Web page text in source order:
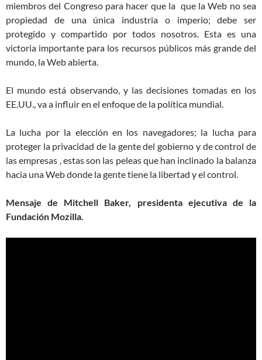
miembros del Congreso para hacer que la que la Web no sea
propiedad de una única industria o imperio; debe ser
protegido y compartido por todos nosotros. Esta es una
victoria importante para los recursos públicos más grande del
mundo, la Web abierta.
El mundo está observando, y las decisiones tomadas en los
EE.UU., va a influir en el enfoque de la política mundial.
La lucha por la elección en los navegadores; la lucha para
proteger la privacidad de la gente del gobierno y de control de
las empresas , estas son las peleas que han inclinado la balanza
hacia una Web donde la gente tiene la libertad y el control.
Mensaje de Mitchell Baker, presidenta ejecutiva de la
Fundación Mozilla.